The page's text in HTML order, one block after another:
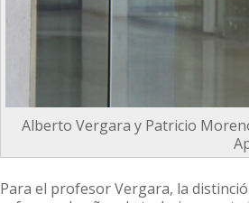
Alberto Vergara y Patricio
Para el profesor Vergara, la